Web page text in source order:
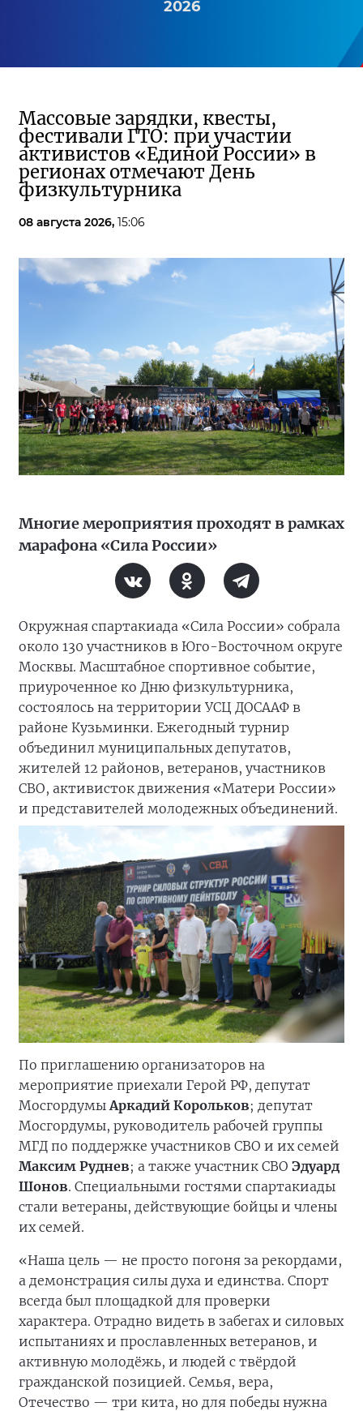
2026
Массовые зарядки, квесты,
фестивали ГТО: при участии
активистов «Единой России» в
регионах отмечают День
физкультурника
08 августа 2026, 15:06
Многие мероприятия проходят в рамках
марафона «Сила России»
Окружная спартакиада «Сила России» собрала
около 130 участников в Юго-Восточном округе
Москвы. Масштабное спортивное событие,
приуроченное ко Дню физкультурника,
состоялось на территории УСЦ ДОСААФ в
районе Кузьминки. Ежегодный турнир
объединил муниципальных депутатов,
жителей 12 районов, ветеранов, участников
СВО, активисток движения «Матери России»
и представителей молодежных объединений.
По приглашению организаторов на
мероприятие приехали Герой РФ, депутат
МосгордумыАркадий Корольков; депутат
Мосгордумы, руководитель рабочей группы
МГД по поддержке участников СВО и их семей
Максим Руднев; а также участник СВО Эдуард
Шонов. Специальными гостями спартакиады
стали ветераны, действующие бойцы и члены
их семей.
«Наша цель — не просто погоня за рекордами,
а демонстрация силы духа и единства. Спорт
всегда был площадкой для проверки
характера. Отрадно видеть в забегах и силовых
испытаниях и прославленных ветеранов, и
активную молодёжь, и людей с твёрдой
гражданской позицией. Семья, вера,
Отечество — три кита, но для победы нужна